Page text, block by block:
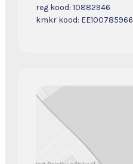
reg kood: 10882946
kmkr kood: EE100785966